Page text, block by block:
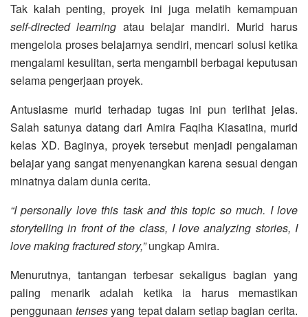
Tak kalah penting, proyek ini juga melatih kemampuan
self-directed learning atau belajar mandiri. Murid harus
mengelola proses belajarnya sendiri, mencari solusi ketika
mengalami kesulitan, serta mengambil berbagai keputusan
selama pengerjaan proyek.
Antusiasme murid terhadap tugas ini pun terlihat jelas.
Salah satunya datang dari Amira Faqiha Kiasatina, murid
kelas XD. Baginya, proyek tersebut menjadi pengalaman
belajar yang sangat menyenangkan karena sesuai dengan
minatnya dalam dunia cerita.
“I personally love this task and this topic so much. I love
storytelling in front of the class, I love analyzing stories, I
love making fractured story,”ungkap Amira.
Menurutnya, tantangan terbesar sekaligus bagian yang
paling menarik adalah ketika ia harus memastikan
penggunaan tensesyang tepat dalam setiap bagian cerita.